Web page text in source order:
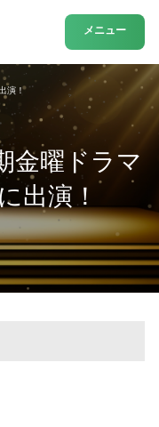
メニュー
金曜ドラマ
出演！
演！